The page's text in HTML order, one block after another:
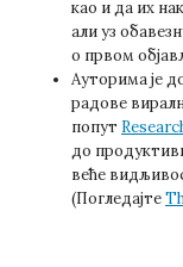
као и да их
али уз
о првом
Ауторима је
радове
попут
до
веће
(Погледајте